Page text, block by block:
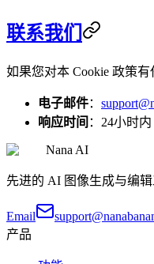
联系我们
如果您对本 Cookie 政策
电子邮件：
响应时间 ：24小时内
Nana AI
先进的 AI 图像生成与编辑
Email
产品